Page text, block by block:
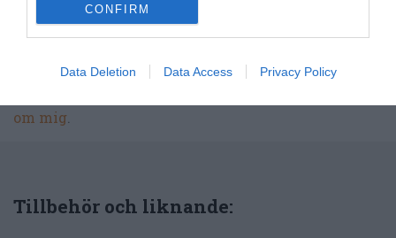
CONFIRM
Data Deletion Data Access Privacy Policy
restauranghögskolan i Grythyttan. På denna sida
har jag provlagat, skrivit och fotat så att du ska
om mig
Tillbehör och liknande: